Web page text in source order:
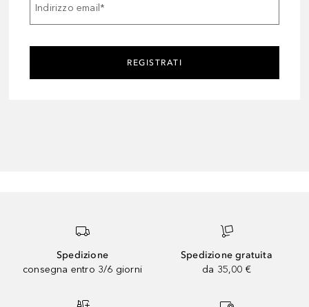
Indirizzo email*
REGISTRATI
Spedizione
consegna entro 3/6 giorni
Spedizione gratuita
da 35,00 €